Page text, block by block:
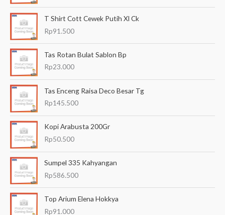
u
n
u
T Shirt Cott Cewek Putih Xl Ck
Rp91.500
Tas Rotan Bulat Sablon Bp
Rp23.000
Tas Enceng Raisa Deco Besar Tg
Rp145.500
Kopi Arabusta 200Gr
Rp50.500
Sumpel 335 Kahyangan
Rp586.500
Top Arium Elena Hokkya
Rp91.000